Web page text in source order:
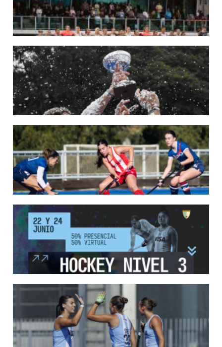
LEER MÁS
22/05/2026
LAS LEONAS CONVOCADAS PARA LA VENTANA EUROPEA DE P...
En junio, el seleccionado nacional disputará las últimas dos ventanas de Pro
League 2025-26 en Bélgica e Inglaterra.
18/05/2026
SE DEFINIERON LOS CAMPEONES DE LA PRIMERA FASE DE ...
Del 13 al 17 de mayo se llevó a cabo el torneo que reúne a los mejores clubes del
país.
LEER MÁS
13/05/2026
EN MARCHA LA PRIMERA FASE DE LA SUPERLIGA DE HOCKE...
Del 13 al 17 de mayo los mejores clubes del país se enfrentan durante 5 días en
todo el territorio nacional
LEER MÁS
12/05/2026
INSCRIPCIONES ABIERTAS AL CURSO DE TÉCNICO NACIONA...
Del 11 al 15 de mayo se realizará el período de pre-inscripción.